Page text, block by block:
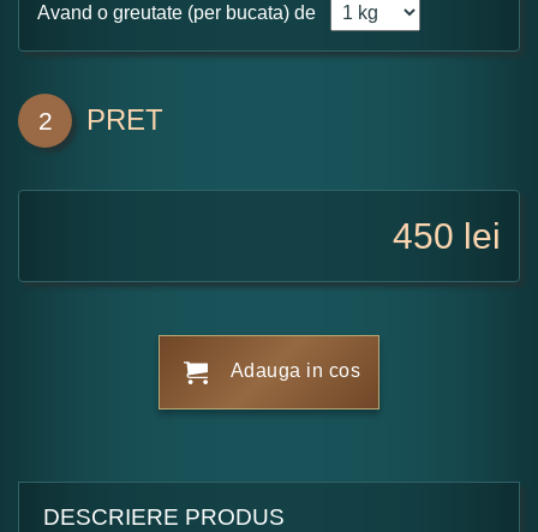
Avand o greutate (per bucata) de
2 PRET
450 lei
Adauga in cos
DESCRIERE PRODUS